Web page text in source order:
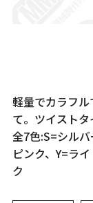
軽量でカラフ
て。ツイストタ
全7色:S=シル
ピンク、Y=ラ
ク